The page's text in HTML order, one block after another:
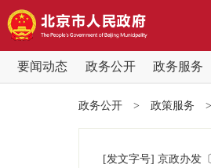
要闻动态 政务公开 政务服务
党中央精神
政务公开 > 政策服务
[发文字号] 京政办发